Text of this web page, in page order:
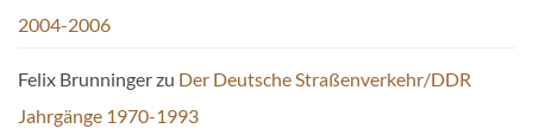
2004-2006
Felix Brunningerzu Der Deutsche Straßenverkehr/DDR
Jahrgänge 1970-1993